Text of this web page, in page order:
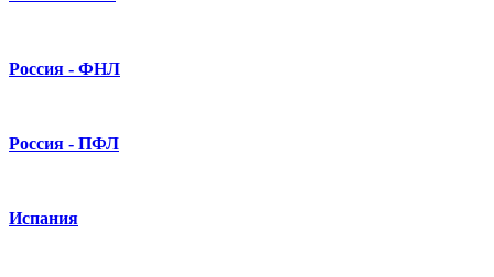
Россия - ФНЛ
Россия - ПФЛ
Испания